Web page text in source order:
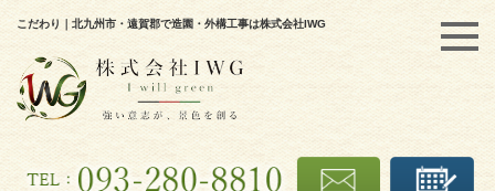
こだわり｜北九州市・遠賀郡で造園・外構工事は株式会社IWG